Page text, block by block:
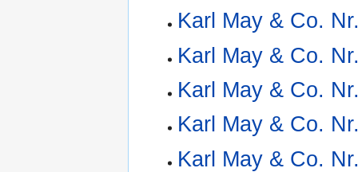
Karl May & Co.
Karl May & Co.
Karl May & Co.
Karl May & Co.
Karl May & Co.